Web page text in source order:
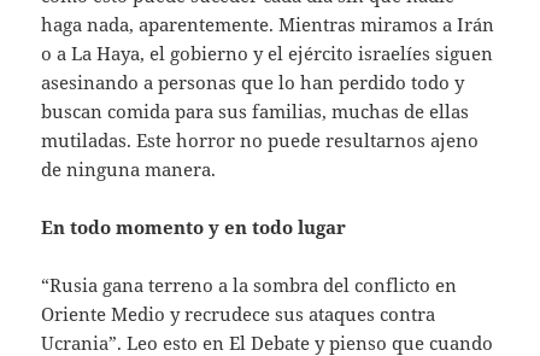
haga nada, aparentemente. Mientras miramos a Irán
o a La Haya, el gobierno y el ejército israelíes siguen
asesinando a personas que lo han perdido todo y
buscan comida para sus familias, muchas de ellas
mutiladas. Este horror no puede resultarnos ajeno
de ninguna manera.
En todo momento y en todo lugar
“Rusia gana terreno a la sombra del conflicto en
Oriente Medio y recrudece sus ataques contra
Ucrania”. Leo esto en El Debate y pienso que cuando